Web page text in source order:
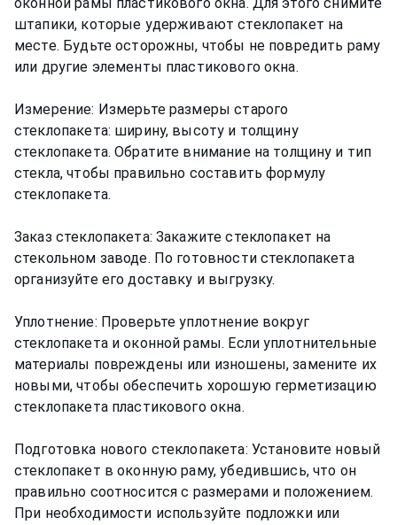
штапики, которые удерживают стеклопакет на
месте. Будьте осторожны, чтобы не повредить раму
или другие элементы пластикового окна.
Измерение: Измерьте размеры старого
стеклопакета: ширину, высоту и толщину
стеклопакета. Обратите внимание на толщину и тип
стекла, чтобы правильно составить формулу
стеклопакета.
Заказ стеклопакета: Закажите стеклопакет на
стекольном заводе. По готовности стеклопакета
организуйте его доставку и выгрузку.
Уплотнение: Проверьте уплотнение вокруг
стеклопакета и оконной рамы. Если уплотнительные
материалы повреждены или изношены, замените их
новыми, чтобы обеспечить хорошую герметизацию
стеклопакета пластикового окна.
Подготовка нового стеклопакета: Установите новый
стеклопакет в оконную раму, убедившись, что он
правильно соотносится с размерами и положением.
При необходимости используйте подложки или